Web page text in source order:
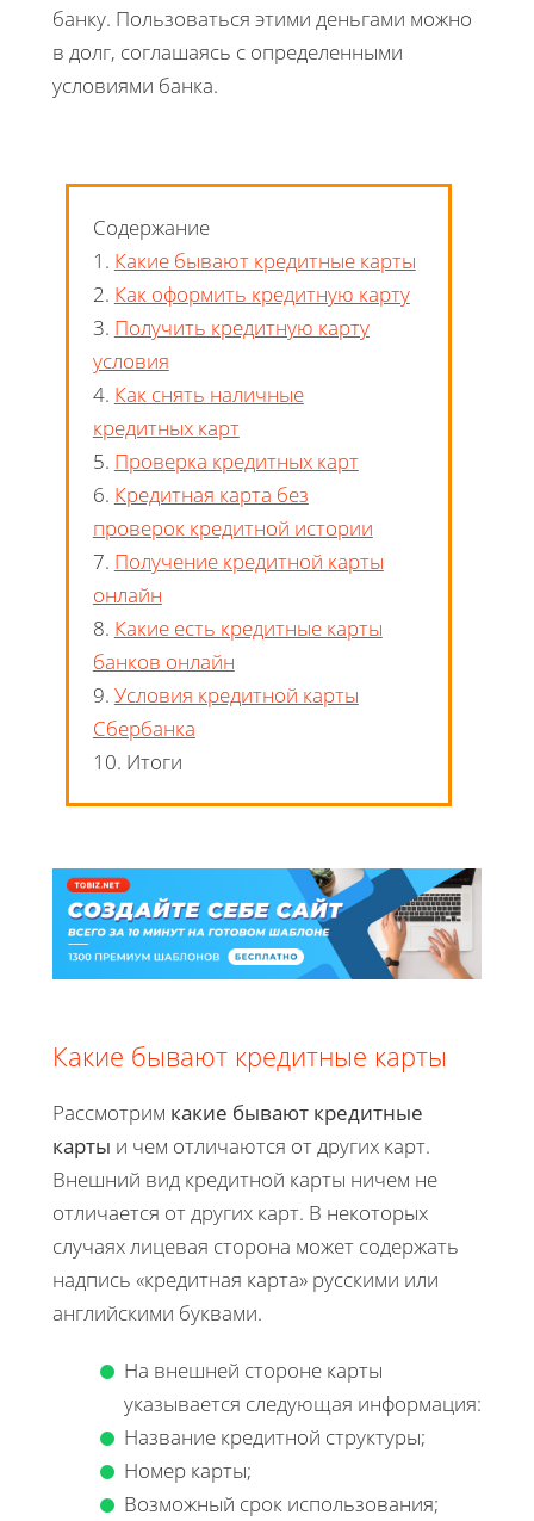
банку. Пользоваться этими деньгами можно
в долг, соглашаясь с определенными
условиями банка.
Содержание
1. Какие бывают кредитные карты
2. Как оформить кредитную карту
3. Получить кредитную карту
условия
4. Как снять наличные
кредитных карт
5. Проверка кредитных карт
6. Кредитная карта без
проверок кредитной истории
7. Получение кредитной карты
онлайн
8. Какие есть кредитные карты
банков онлайн
9. Условия кредитной карты
Сбербанка
10. Итоги
Какие бывают кредитные карты
Рассмотрим какие бывают кредитные
карты и чем отличаются от других карт.
Внешний вид кредитной карты ничем не
отличается от других карт. В некоторых
случаях лицевая сторона может содержать
надпись «кредитная карта» русскими или
английскими буквами.
На внешней стороне карты
указывается следующая информация:
Название кредитной структуры;
Номер карты;
Возможный срок использования;